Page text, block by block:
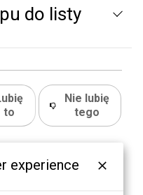
do listy
to
Nie lubię
tego
experience